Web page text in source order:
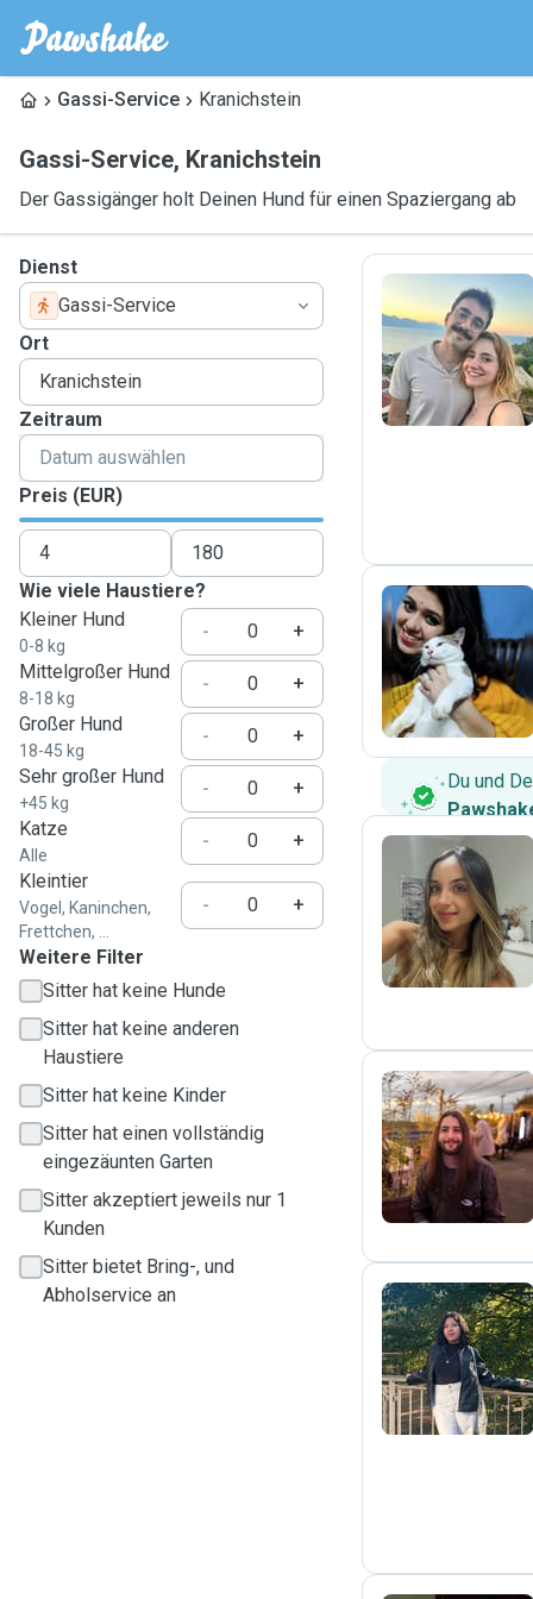
Gassi-Service Kranichstein
Gassi-Service, Kranichstein
Der Gassigänger holt Deinen Hund für einen Spaziergang ab
Dienst
Gassi-Service
Ort
Zeitraum
Preis (EUR)
Wie viele Haustiere?
Kleiner Hund
0-8 kg
-
+
Mittelgroßer Hund
8-18 kg
-
+
Großer Hund
18-45 kg
-
+
Sehr großer Hund
+45 kg
-
+
Katze
Alle
-
+
Kleintier
Vogel, Kaninchen,
Frettchen, ...
- +
Weitere Filter
Sitter hat keine Hunde
Sitter hat keine anderen
Haustiere
Sitter hat keine Kinder
Sitter hat einen vollständig
eingezäunten Garten
Sitter akzeptiert jeweils nur 1
Kunden
Sitter bietet Bring-, und
Abholservice an
S
N
Du und
A
S
D